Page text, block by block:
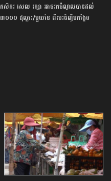
កសិករ ​សេល ​រក្សា​ ​អាច​រក​ចំណូល​បាន​ដល់​ ​
៣០០០​ ​ដុល្លារ​/​មួយ​ខែ ​ពីរបរ​ចិញ្ចឹម​កង្កែប